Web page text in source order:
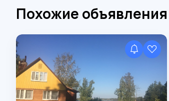
Похожие объявления